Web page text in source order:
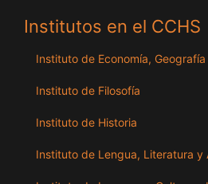
Institutos en el CCHS
Instituto de Economía,
Instituto de Filosofía
Instituto de Historia
Instituto de Lengua, Literatura y